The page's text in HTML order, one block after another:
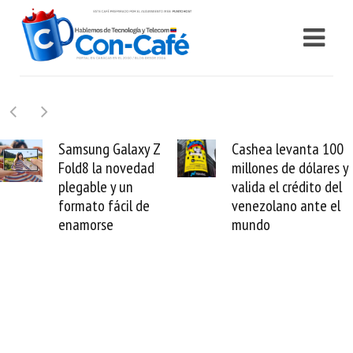
Samsung Galaxy Z
Fold8 la novedad
plegable y un
formato fácil de
enamorse
Cashea levanta 100
millones de dólares y
valida el crédito del
venezolano ante el
mundo